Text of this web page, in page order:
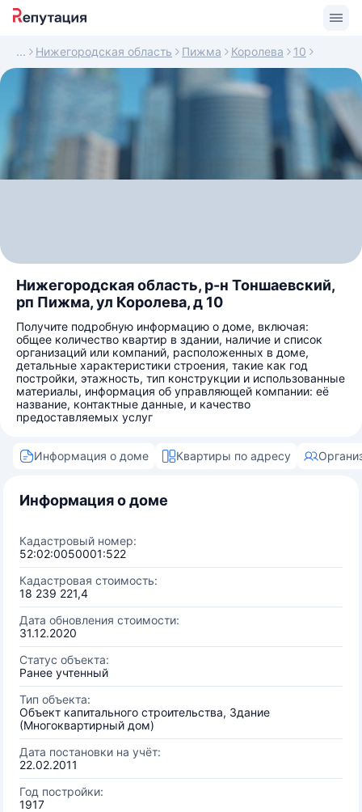
Нижегородская область Пижма Королева 10
Нижегородская область, р-н Тоншаевский,
рп Пижма, ул Королева, д 10
Получите подробную информацию о доме, включая:
общее количество квартир в здании, наличие и список
организаций или компаний, расположенных в доме,
детальные характеристики строения, такие как год
постройки, этажность, тип конструкции и использованные
материалы, информация об управляющей компании: её
название, контактные данные, и качество
предоставляемых услуг
Информация о доме Квартиры по адресу
Информация о доме
Кадастровый номер:
52:02:0050001:522
Кадастровая стоимость:
18 239 221,4
Дата обновления стоимости:
31.12.2020
Статус объекта:
Ранее учтенный
Тип объекта:
Объект капитального строительства, Здание
(Многоквартирный дом)
Дата постановки на учёт:
22.02.2011
Год постройки:
1917